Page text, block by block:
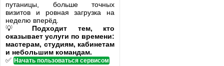
путаницы, больше точных
визитов и ровная загрузка на
неделю вперёд.
💡 Подходит тем, кто
оказывает услуги по времени:
мастерам, студиям, кабинетам
и небольшим командам.
✅ Начать пользоваться сервисом